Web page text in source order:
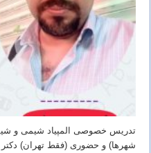
تدریس خصوصی المپیاد شیمی و
شهرها) و حضوری (فقط تهران) دکتر